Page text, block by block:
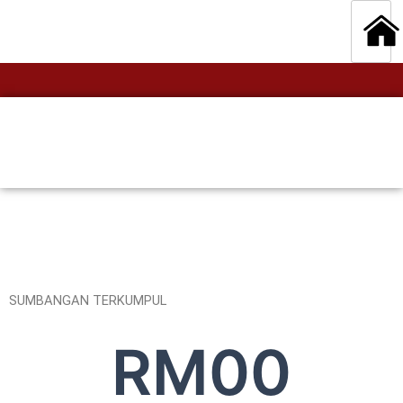
SUMBANGAN TERKUMPUL
RM00